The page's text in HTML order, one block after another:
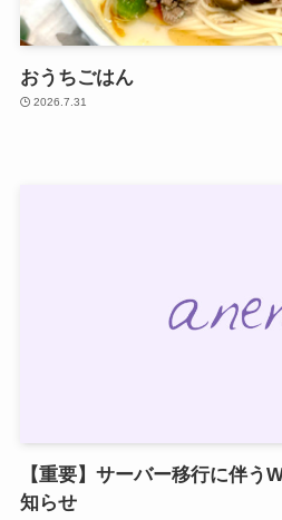
おうちごはん
2026.7.31
【重要】サーバー移行に伴う
知らせ